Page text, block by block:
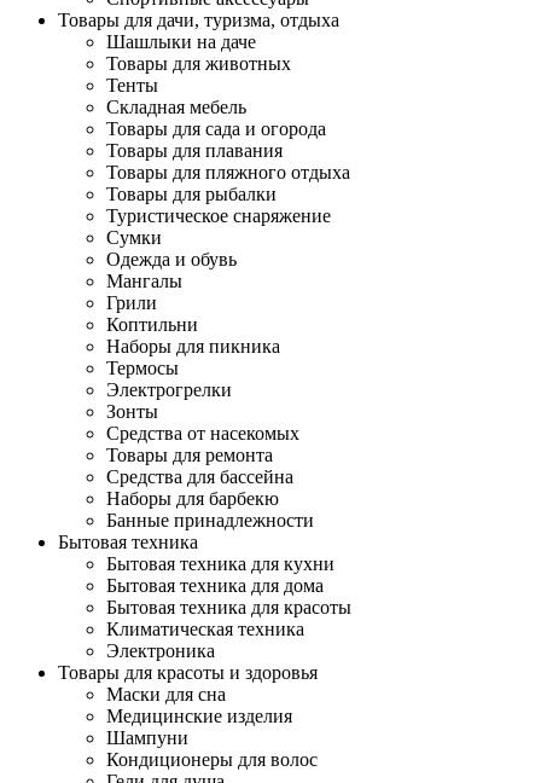
Товары для дачи, туризма, отдыха
Шашлыки на даче
Товары для животных
Тенты
Складная мебель
Товары для сада и огорода
Товары для плавания
Товары для пляжного отдыха
Товары для рыбалки
Туристическое снаряжение
Сумки
Одежда и обувь
Мангалы
Грили
Коптильни
Наборы для пикника
Термосы
Электрогрелки
Зонты
Средства от насекомых
Товары для ремонта
Средства для бассейна
Наборы для барбекю
Банные принадлежности
Бытовая техника
Бытовая техника для кухни
Бытовая техника для дома
Бытовая техника для красоты
Климатическая техника
Электроника
Товары для красоты и здоровья
Маски для сна
Медицинские изделия
Шампуни
Кондиционеры для волос